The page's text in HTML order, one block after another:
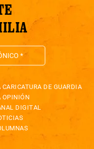
CARICATURA DE GUARDIA
OPINIÓN
DIGITAL